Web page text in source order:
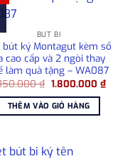
₫.
BÚT BI
bút ký Montagut kèm sổ
cao cấp và 2 ngòi thay
làm quà tặng – WA087
₫ Giá
là:
2.150.000 ₫.
1.800.000 ₫Giá
hiện
THÊM VÀO GIỎ HÀNG